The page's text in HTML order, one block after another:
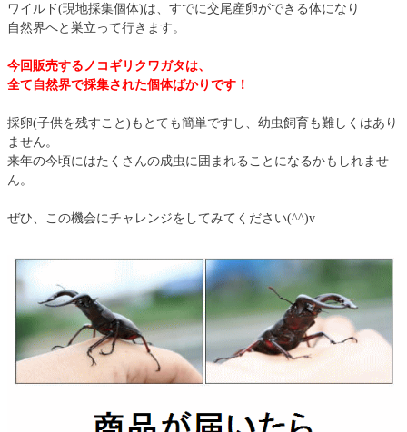
ワイルド(現地採集個体)は、すでに交尾産卵ができる体になり
自然界へと巣立って行きます。
今回販売するノコギリクワガタは、
全て自然界で採集された個体ばかりです！
採卵(子供を残すこと)もとても簡単ですし、幼虫飼育も難しくはあり
ません。
来年の今頃にはたくさんの成虫に囲まれることになるかもしれませ
ん。
ぜひ、この機会にチャレンジをしてみてください(^^)v